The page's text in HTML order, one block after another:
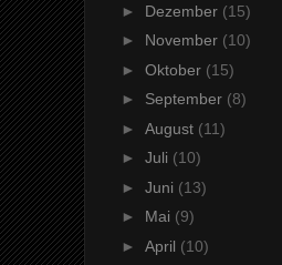
► Dezember (15)
► November (10)
► Oktober (15)
► September (8)
► August (11)
► Juli (10)
► Juni (13)
► Mai (9)
► April (10)